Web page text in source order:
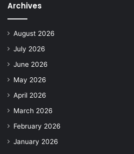
Archives
August 2026
July 2026
June 2026
May 2026
April 2026
March 2026
February 2026
January 2026